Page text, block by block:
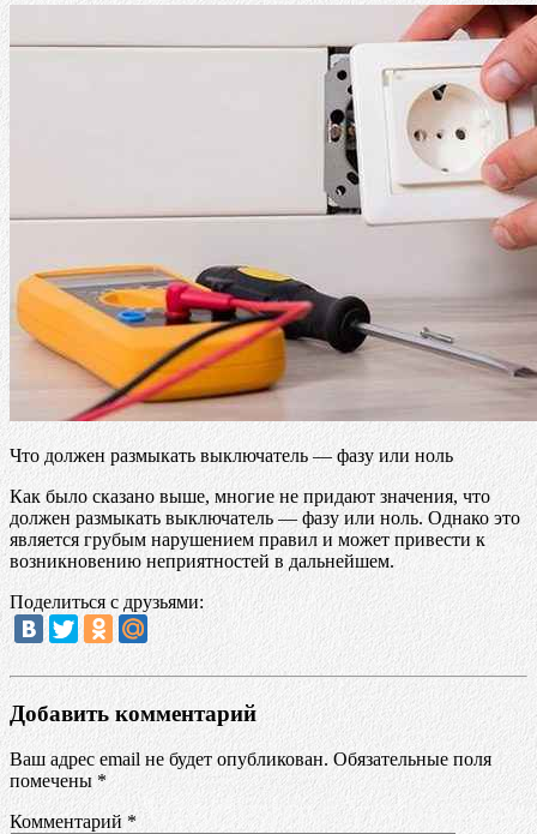
Что должен размыкать выключатель — фазу или ноль
Как было сказано выше, многие не придают значения, что
должен размыкать выключатель — фазу или ноль. Однако это
является грубым нарушением правил и может привести к
возникновению неприятностей в дальнейшем.
Поделиться с друзьями:
Добавить комментарий
Ваш адрес email не будет опубликован. Обязательные поля
помечены *
Комментарий *